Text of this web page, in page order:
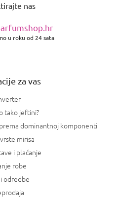
nas
u roku od 24 sata
za vas
tako jeftini?
dominantnoj komponenti
mirisa
i plaćanje
robe
odredbe